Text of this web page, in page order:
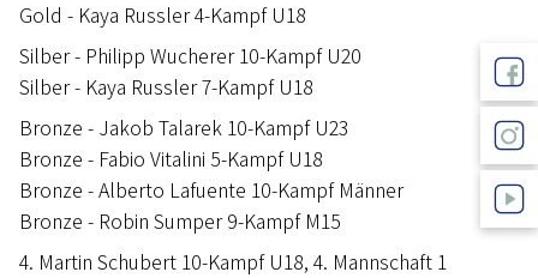
Gold - Kaya Russler 4-Kampf U18
Silber - Philipp Wucherer 10-Kampf U20
Silber - Kaya Russler 7-Kampf U18
Bronze - Jakob Talarek 10-Kampf U23
Bronze - Fabio Vitalini 5-Kampf U18
Bronze - Alberto Lafuente 10-Kampf Männer
Bronze - Robin Sumper 9-Kampf M15
4. Martin Schubert 10-Kampf U18, 4. Mannschaft 1